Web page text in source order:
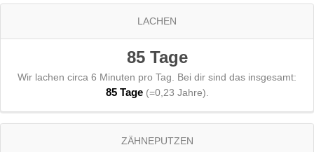
LACHEN
85 Tage
Wir lachen circa 6 Minuten pro Tag. Bei dir sind das insgesamt:
85 Tage(=0,23 Jahre).
ZÄHNEPUTZEN